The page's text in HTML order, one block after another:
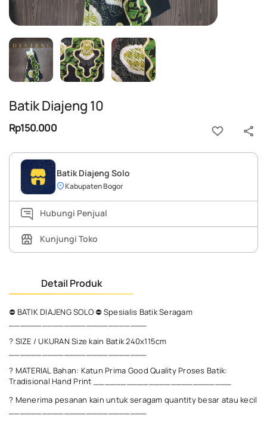
Batik Diajeng 10
Rp150.000
Batik Diajeng Solo
Kabupaten Bogor
Hubungi Penjual
Kunjungi Toko
Detail Produk
⛔ BATIK DIAJENG SOLO ⛔ Spesialis Batik Seragam
? SIZE / UKURAN Size kain Batik 240x115cm
? MATERIAL Bahan: Katun Prima Good Quality Proses Batik:
Tradisional Hand Print _________________________
? Menerima pesanan kain untuk seragam quantity besar atau kecil